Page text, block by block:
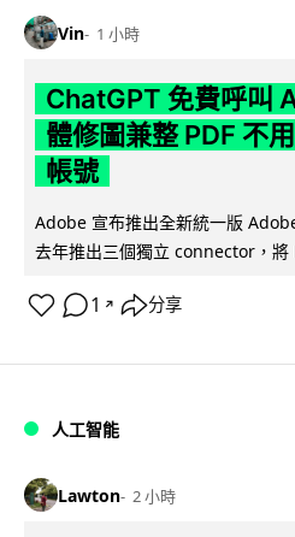
Vin 1 小時
ChatGPT 免費呼叫
體修圖兼整 PDF 不
帳號
Adobe 宣布推出全新統一版
去年推出三個獨立 connector，
1 ↗ 分享
人工智能
Lawton 2 小時